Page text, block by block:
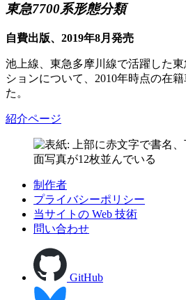
東急7700系形態分類
自費出版、2019年8月発売
池上線、東急多摩川線で活躍した
ションについて、2010年時点の在
た。
紹介ページ
制作者
プライバシーポリシー
当サイトの Web 技術
問い合わせ
GitHub